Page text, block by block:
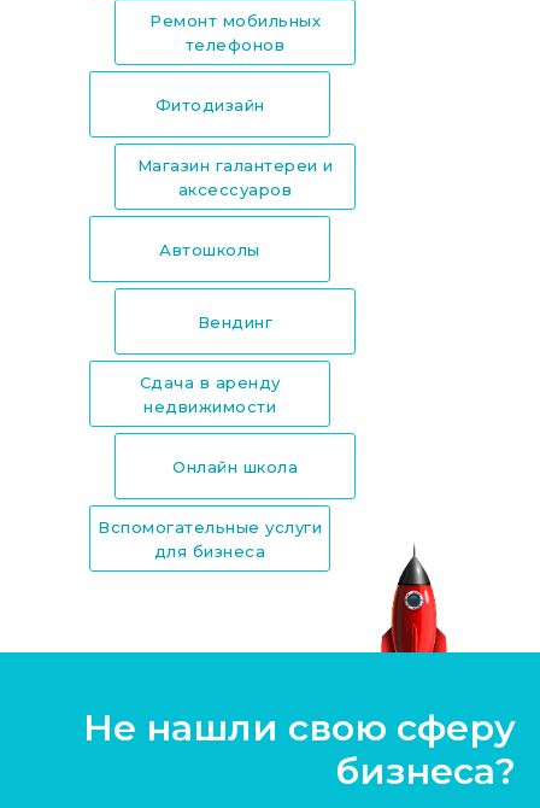
Фитодизайн
Вендинг
Вспомогательные услуги
для бизнеса
Автошколы
Онлайн школа
Ремонт мобильных
телефонов
Магазин галантереи и
аксессуаров
Сдача в аренду
недвижимости
Не нашли свою сферу
бизнеса?